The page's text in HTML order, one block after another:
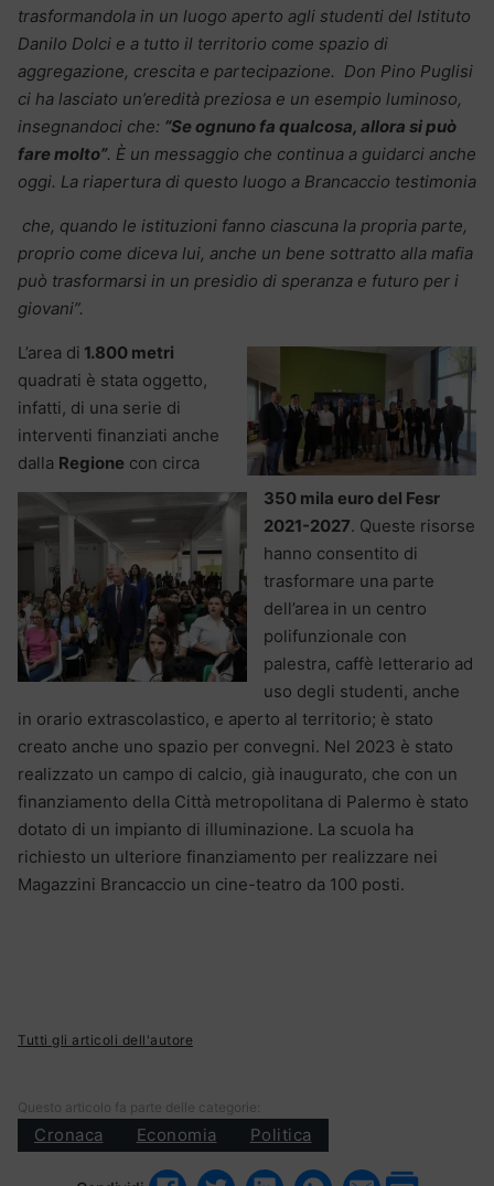
trasformandola in un luogo aperto agli studenti del Istituto
Danilo Dolci e a tutto il territorio come spazio di
aggregazione, crescita e partecipazione. Don Pino Puglisi
ci ha lasciato un’eredità preziosa e un esempio luminoso,
insegnandoci che: “Se ognuno fa qualcosa, allora si può
fare molto”. È un messaggio che continua a guidarci anche
oggi. La riapertura di questo luogo a Brancaccio testimonia
che, quando le istituzioni fanno ciascuna la propria parte,
proprio come diceva lui, anche un bene sottratto alla mafia
può trasformarsi in un presidio di speranza e futuro per i
giovani”.
L’area di 1.800 metri
quadrati è stata oggetto,
infatti, di una serie di
interventi finanziati anche
dalla Regione con circa
350 mila euro del Fesr
2021-2027. Queste risorse
hanno consentito di
trasformare una parte
dell’area in un centro
polifunzionale con
palestra, caffè letterario ad
uso degli studenti, anche
in orario extrascolastico, e aperto al territorio; è stato
creato anche uno spazio per convegni. Nel 2023 è stato
realizzato un campo di calcio, già inaugurato, che con un
finanziamento della Città metropolitana di Palermo è stato
dotato di un impianto di illuminazione. La scuola ha
richiesto un ulteriore finanziamento per realizzare nei
Magazzini Brancaccio un cine-teatro da 100 posti.
Tutti gli articoli dell'autore
Questo articolo fa parte delle categorie:
Cronaca Economia Politica